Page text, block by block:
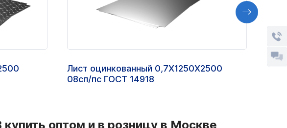
Лист оцинкованный 0,7Х1250Х2500
08сп/пс ГОСТ 14918
оптом и в розницу в Москве